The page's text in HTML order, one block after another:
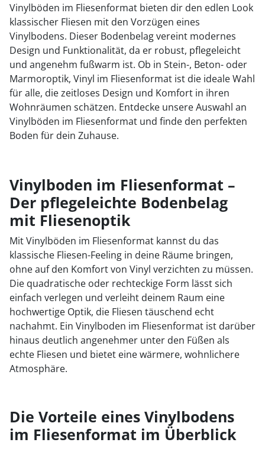
Vinylböden im Fliesenformat bieten dir den edlen Look
klassischer Fliesen mit den Vorzügen eines
Vinylbodens. Dieser Bodenbelag vereint modernes
Design und Funktionalität, da er robust, pflegeleicht
und angenehm fußwarm ist. Ob in Stein-, Beton- oder
Marmoroptik, Vinyl im Fliesenformat ist die ideale Wahl
für alle, die zeitloses Design und Komfort in ihren
Wohnräumen schätzen. Entdecke unsere Auswahl an
Vinylböden im Fliesenformat und finde den perfekten
Boden für dein Zuhause.
Vinylboden im Fliesenformat –
Der pflegeleichte Bodenbelag
mit Fliesenoptik
Mit Vinylböden im Fliesenformat kannst du das
klassische Fliesen-Feeling in deine Räume bringen,
ohne auf den Komfort von Vinyl verzichten zu müssen.
Die quadratische oder rechteckige Form lässt sich
einfach verlegen und verleiht deinem Raum eine
hochwertige Optik, die Fliesen täuschend echt
nachahmt. Ein Vinylboden im Fliesenformat ist darüber
hinaus deutlich angenehmer unter den Füßen als
echte Fliesen und bietet eine wärmere, wohnlichere
Atmosphäre.
Die Vorteile eines Vinylbodens
im Fliesenformat im Überblick